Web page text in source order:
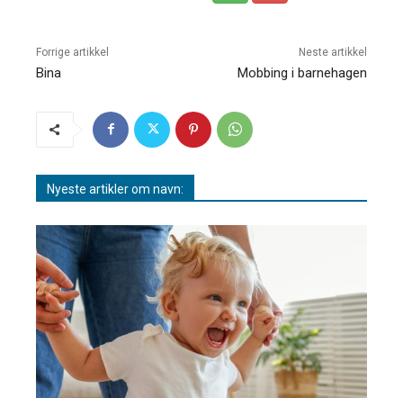
Forrige artikkel
Bina
Neste artikkel
Mobbing i barnehagen
Nyeste artikler om navn: